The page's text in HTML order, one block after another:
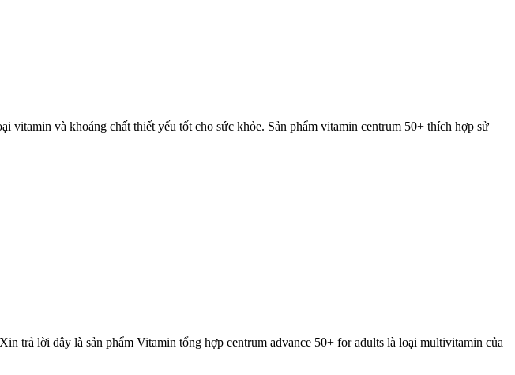
vitamin và khoáng chất thiết yếu tốt cho sức khỏe. Sản phẩm vitamin centrum 50+ thích hợp sử
trả lời đây là sản phẩm Vitamin tổng hợp centrum advance 50+ for adults là loại multivitamin của